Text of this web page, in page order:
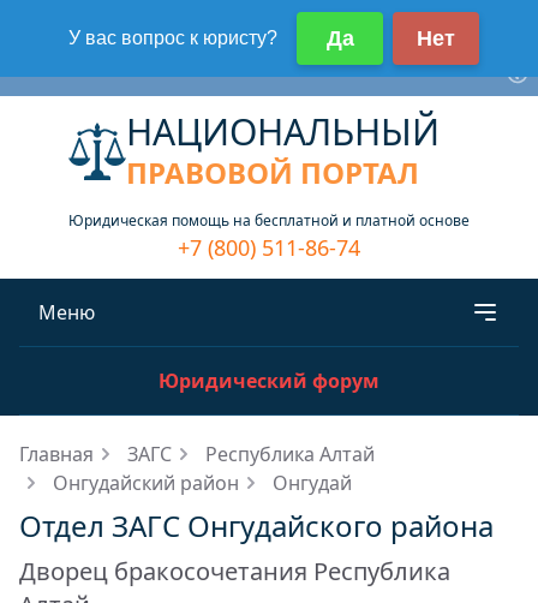
НАЦИОНАЛЬНЫЙ
ПРАВОВОЙ ПОРТАЛ
Юридическая помощь на бесплатной и платной основе
+7 (800) 511-86-74
Меню
Юридический форум
Главная ЗАГС
Республика Алтай
Онгудайский район
Онгудай
Отдел ЗАГС Онгудайского района
Дворец бракосочетания Республика